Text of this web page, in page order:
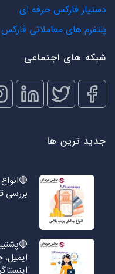
دستیار فارکس حرفه ای
پلتفرم های معاملاتی فارکس
شبکه های اجتماعی
جدید ترین ها
بررسی